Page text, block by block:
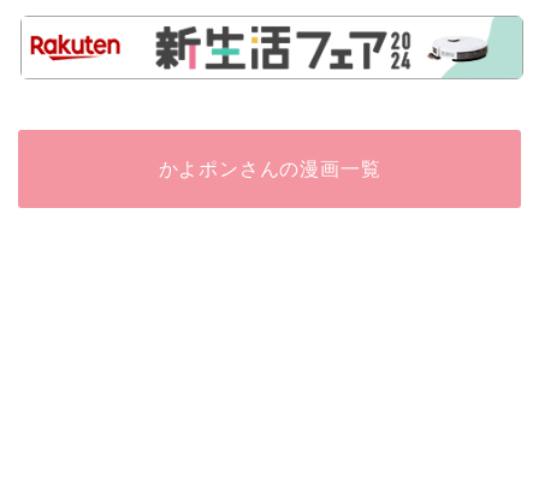
かよポンさんの漫画一覧